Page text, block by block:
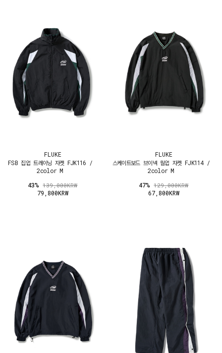
FLUKE
FSB 집업 트레이닝 자켓 FJK116 /
2color M
43%139,000KRW
79,800KRW
FLUKE
스케이트보드 브이넥 웜업 자켓 FJK114 /
2color M
47%129,000KRW
67,800KRW